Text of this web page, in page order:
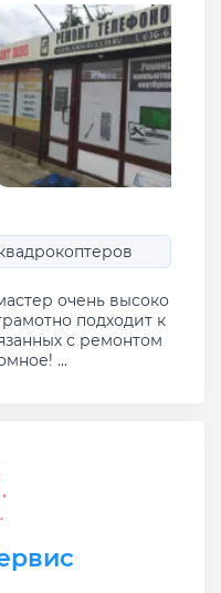
очень высоко
подходит к
с ремонтом
...